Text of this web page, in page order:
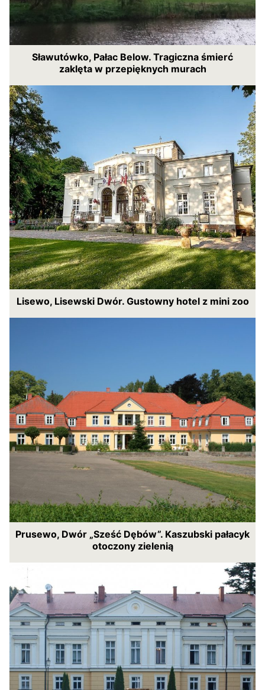
Sławutówko, Pałac Below. Tragiczna śmierć
zaklęta w przepięknych murach
Lisewo, Lisewski Dwór. Gustowny hotel z mini zoo
Prusewo, Dwór „Sześć Dębów”. Kaszubski pałacyk
otoczony zielenią